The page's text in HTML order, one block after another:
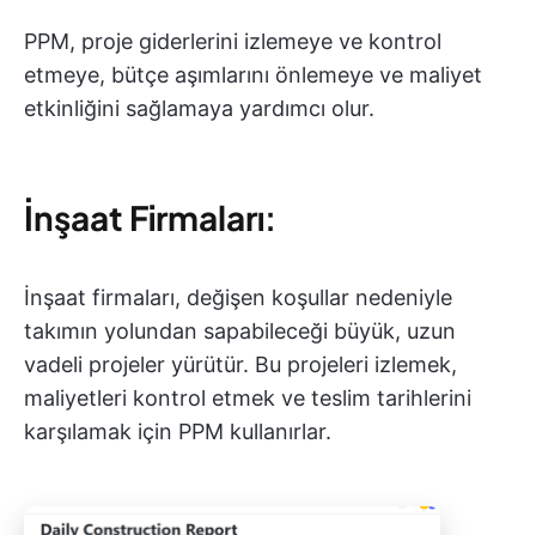
PPM, proje giderlerini izlemeye ve kontrol
etmeye, bütçe aşımlarını önlemeye ve maliyet
etkinliğini sağlamaya yardımcı olur.
İnşaat Firmaları:
İnşaat firmaları, değişen koşullar nedeniyle
takımın yolundan sapabileceği büyük, uzun
vadeli projeler yürütür. Bu projeleri izlemek,
maliyetleri kontrol etmek ve teslim tarihlerini
karşılamak için PPM kullanırlar.